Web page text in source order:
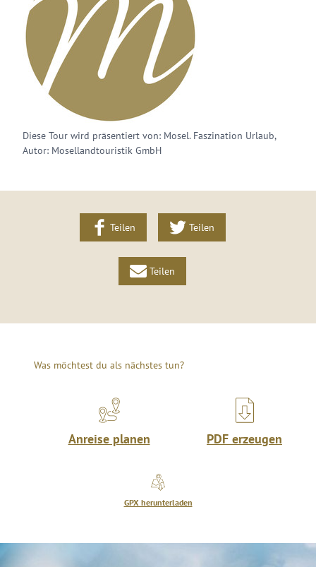
Diese Tour wird präsentiert von: Mosel. Faszination Urlaub,
Autor: Mosellandtouristik GmbH
Teilen Teilen
Teilen
Was möchtest du als nächstes tun?
Anreise planen PDF erzeugen
GPX herunterladen